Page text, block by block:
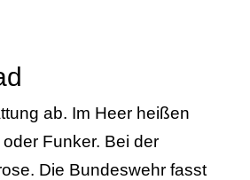
ab. Im Heer heißen
Funker. Bei der
Die Bundeswehr fasst